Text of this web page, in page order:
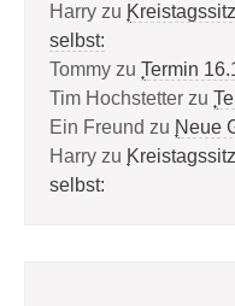
Harry zu
selbst:
Tommy zu Termin
Tim Hochstetter zu
Ein Freund zu Neue
Harry zu
selbst: